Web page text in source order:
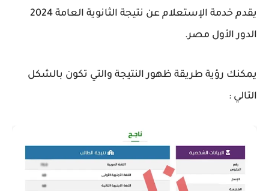
يقدم خدمة الإستعلام عن نتيجة الثانوية العامة 2024
الدور الأول مصر.
يمكنك رؤية طريقة ظهور النتيجة والتي تكون بالشكل
التالي :